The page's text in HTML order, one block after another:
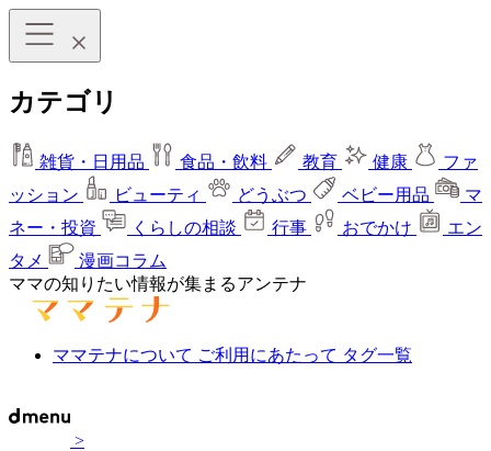
カテゴリ
雑貨・日用品 食品・飲料 教育 健康
ファ
ッション
ビューティ どうぶつ ベビー用品
マ
ネー・投資
くらしの相談 行事 おでかけ
エン
タメ
漫画コラム
ママの知りたい情報が集まるアンテナ
ママテナについて ご利用にあたって タグ一覧
>